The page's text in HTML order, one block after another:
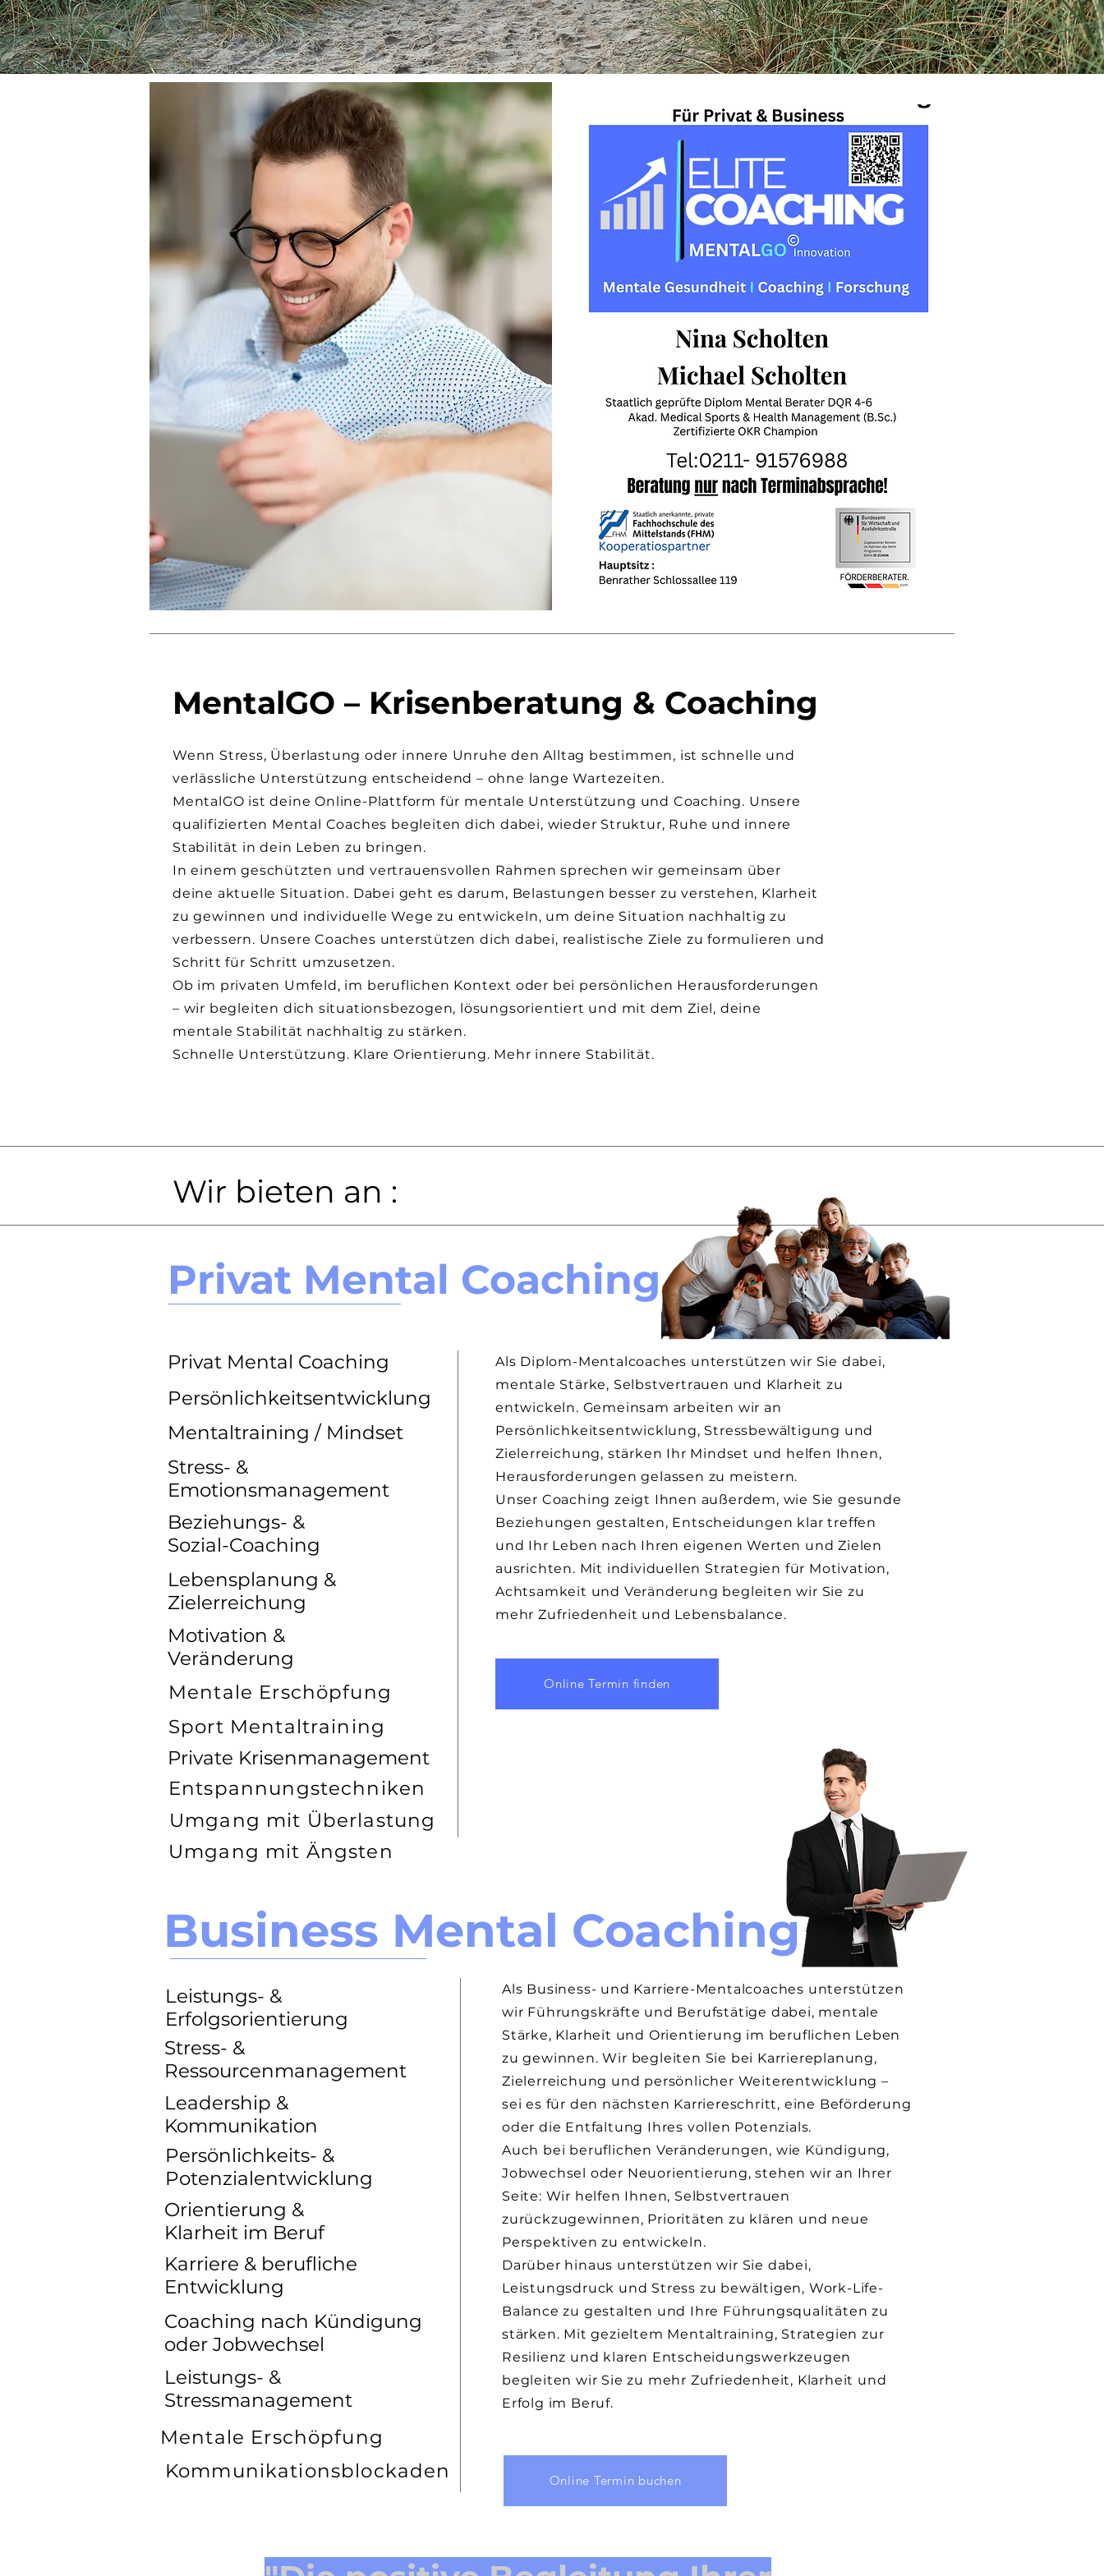
MentalGO – Krisenberatung & Coaching
Wenn Stress, Überlastung oder innere Unruhe den Alltag bestimmen, ist schnelle und
verlässliche Unterstützung entscheidend – ohne lange Wartezeiten.
MentalGO ist deine Online-Plattform für mentale Unterstützung und Coaching. Unsere
qualifizierten Mental Coaches begleiten dich dabei, wieder Struktur, Ruhe und innere
Stabilität in dein Leben zu bringen.
In einem geschützten und vertrauensvollen Rahmen sprechen wir gemeinsam über
deine aktuelle Situation. Dabei geht es darum, Belastungen besser zu verstehen, Klarheit
zu gewinnen und individuelle Wege zu entwickeln, um deine Situation nachhaltig zu
verbessern. Unsere Coaches unterstützen dich dabei, realistische Ziele zu formulieren und
Schritt für Schritt umzusetzen.
Ob im privaten Umfeld, im beruflichen Kontext oder bei persönlichen Herausforderungen
– wir begleiten dich situationsbezogen, lösungsorientiert und mit dem Ziel, deine
mentale Stabilität nachhaltig zu stärken.
Schnelle Unterstützung. Klare Orientierung. Mehr innere Stabilität.
Wir bieten an :
Privat Mental Coaching
Privat Mental Coaching
Persönlichkeitsentwicklung
Mentaltraining / Mindset
Stress- &
Emotionsmanagement
Beziehungs- &
Sozial-Coaching
Lebensplanung &
Zielerreichung
Motivation &
Veränderung
Mentale Erschöpfung
Sport Mentaltraining
Private Krisenmanagement
Entspannungstechniken
Als Diplom-Mentalcoaches unterstützen wir Sie dabei,
mentale Stärke, Selbstvertrauen und Klarheit zu
entwickeln. Gemeinsam arbeiten wir an
Persönlichkeitsentwicklung, Stressbewältigung und
Zielerreichung, stärken Ihr Mindset und helfen Ihnen,
Herausforderungen gelassen zu meistern.
Unser Coaching zeigt Ihnen außerdem, wie Sie gesunde
Beziehungen gestalten, Entscheidungen klar treffen
und Ihr Leben nach Ihren eigenen Werten und Zielen
ausrichten. Mit individuellen Strategien für Motivation,
Achtsamkeit und Veränderung begleiten wir Sie zu
mehr Zufriedenheit und Lebensbalance.
Online Termin finden
Business Mental Coaching
Umgang mit Überlastung
Umgang mit Ängsten
Leistungs- &
Erfolgsorientierung
Stress- &
Ressourcenmanagement
Leadership &
Kommunikation
Persönlichkeits- &
Potenzialentwicklung
Orientierung &
Klarheit im Beruf
Karriere & berufliche
Entwicklung
Coaching nach Kündigung
oder Jobwechsel
Leistungs- &
Stressmanagement
Mentale Erschöpfung
Kommunikationsblockaden
Als Business- und Karriere-Mentalcoaches unterstützen
wir Führungskräfte und Berufstätige dabei, mentale
Stärke, Klarheit und Orientierung im beruflichen Leben
zu gewinnen. Wir begleiten Sie bei Karriereplanung,
Zielerreichung und persönlicher Weiterentwicklung –
sei es für den nächsten Karriereschritt, eine Beförderung
oder die Entfaltung Ihres vollen Potenzials.
Auch bei beruflichen Veränderungen, wie Kündigung,
Jobwechsel oder Neuorientierung, stehen wir an Ihrer
Seite: Wir helfen Ihnen, Selbstvertrauen
zurückzugewinnen, Prioritäten zu klären und neue
Perspektiven zu entwickeln.
Darüber hinaus unterstützen wir Sie dabei,
Leistungsdruck und Stress zu bewältigen, Work-Life-
Balance zu gestalten und Ihre Führungsqualitäten zu
stärken. Mit gezieltem Mentaltraining, Strategien zur
Resilienz und klaren Entscheidungswerkzeugen
begleiten wir Sie zu mehr Zufriedenheit, Klarheit und
Erfolg im Beruf.
Online Termin buchen